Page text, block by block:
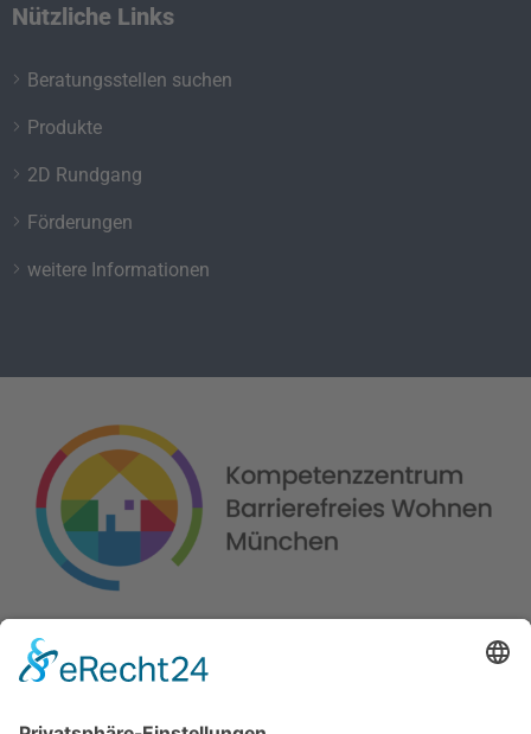
Nützliche Links
Beratungsstellen suchen
Produkte
2D Rundgang
Förderungen
weitere Informationen